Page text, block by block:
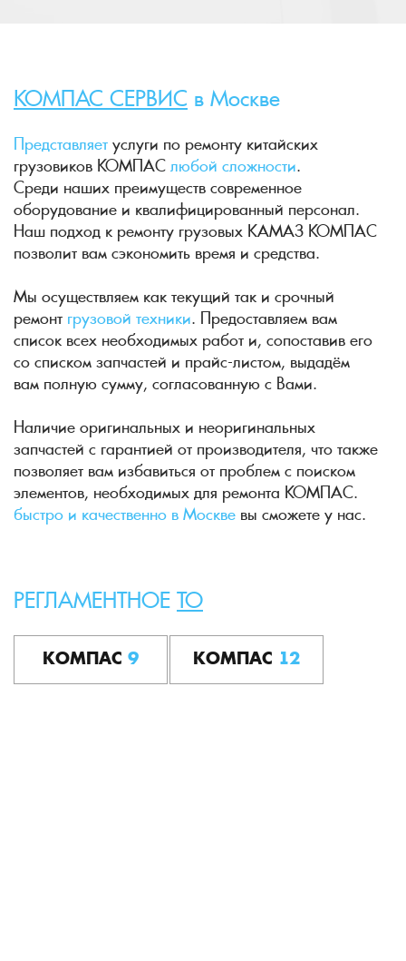
КОМПАС СЕРВИС в Москве
Представляет услуги по ремонту китайских
грузовиков КОМПАС любой сложности.
Среди наших преимуществ современное
оборудование и квалифицированный персонал.
Наш подход к ремонту грузовых КАМАЗ КОМПАС
позволит вам сэкономить время и средства.
Мы осуществляем как текущий так и срочный
ремонт грузовой техники. Предоставляем вам
список всех необходимых работ и, сопоставив его
со списком запчастей и прайс-листом, выдадём
вам полную сумму, согласованную с Вами.
Наличие оригинальных и неоригинальных
запчастей с гарантией от производителя, что также
позволяет вам избавиться от проблем с поиском
элементов, необходимых для ремонта КОМПАС.
быстро и качественно в Москве вы сможете у нас.
РЕГЛАМЕНТНОЕ ТО
КОМПАС 9 КОМПАС 12